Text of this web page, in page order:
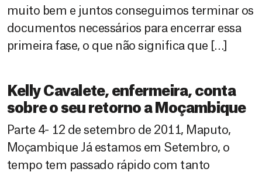
muito bem e juntos conseguimos terminar os
documentos necessários para encerrar essa
primeira fase, o que não significa que […]
Kelly Cavalete, enfermeira, conta
sobre o seu retorno a Moçambique
Parte 4- 12 de setembro de 2011, Maputo,
Moçambique Já estamos em Setembro, o
tempo tem passado rápido com tanto